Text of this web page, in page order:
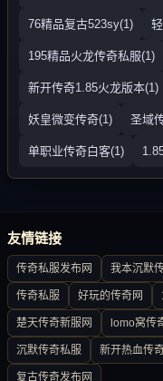
76精品复古523sy(1)
195精品火龙传奇私服(1)
新开传奇1.85火龙版本(1)
妖皇微变传奇(1) 圣域
单职业传奇白客(1)
友情链接
传奇私服发布网 我本沉默
传奇私服 好玩的传奇网
楚天传奇新服网 lomo窝传
沉默传奇私服 新开热血传
复古传奇发布网